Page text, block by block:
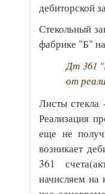
дебиторской
Стекольный
фабрике "Б"
Дт 361
от
Листы стекла
Реализация
еще не
возникает
361
начисляем на